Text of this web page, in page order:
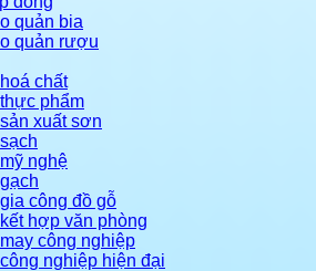
quản bia
quản rượu
chất
phẩm
xuất sơn
nghệ
công đồ gỗ
hợp văn phòng
công nghiệp
nghiệp hiện đại